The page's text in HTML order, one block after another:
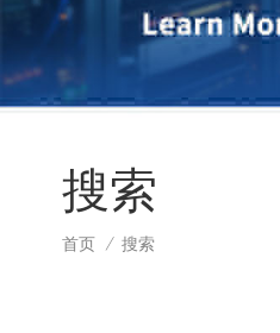
搜索
首页 / 搜索